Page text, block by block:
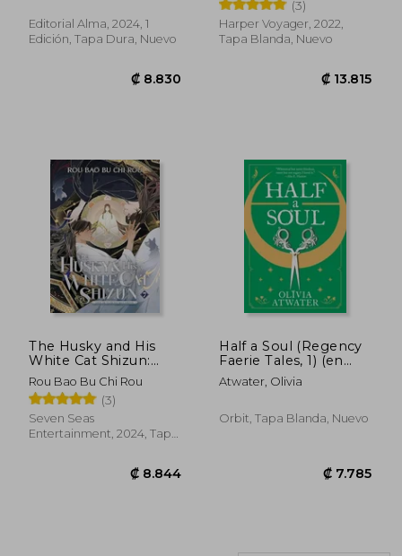
₡ 18.506 ₡
Editorial Alma, 2024, 1
Edición, Tapa Dura, Nuevo
Translators'Revolution
(en Inglés)
(3)
Harper Voyager, 2022,
Tapa Blanda, Nuevo
The Husky and His
White Cat Shizun:
Erha He Ta de Bai
Mao Shizun (Novel)
Vol. 7 (en Inglés)
Rou Bao Bu Chi Rou
(3)
Seven Seas
Entertainment, 2024, Tapa
Half a Soul (Regency
Faerie Tales, 1) (en
Inglés)
Atwater, Olivia
Orbit, Tapa Blanda, Nuevo